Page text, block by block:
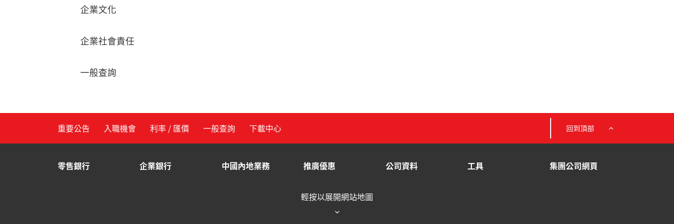
企業文化
企業社會責任
一般查詢
重要公告 入職機會 利率 / 匯價 一般查詢 下載中心 回到頂部
輕按以展開網站地圖
零售銀行 企業銀行 中國內地業務 推廣優惠 公司資料 工具 集團公司網頁